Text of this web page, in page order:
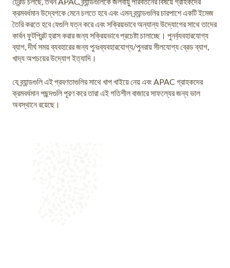
ক্রমবর্ধমান উদ্বেগকে মেনে চলতে হবে এবং এমন ব্র্যান্ডগুলির চারপাশে একটি ইমেজ
তৈরি করতে হবে যেগুলি যত্ন করে এবং সক্রিয়ভাবে অন্যান্য উদ্যোগের সাথে তাদের
কার্বন ফুটপ্রিন্ট হ্রাস করার জন্য সক্রিয়ভাবে প্রচেষ্টা চালাচ্ছে। পুনর্ব্যবহারযোগ্য
ব্যাগ, দীর্ঘ সময় ব্যবহারের জন্য পুনঃব্যবহারযোগ্য/পুনরায় সীলযোগ্য ব্রেড ব্যাগ,
খাদ্য অপচয়ের উদ্যোগ ইত্যাদি।
যে ব্র্যান্ডগুলি এই প্রবণতাগুলির সাথে খাপ খাইয়ে নেয় এবং APAC গ্রাহকদের
ক্রমবর্ধমান পছন্দগুলি পূরণ করে তারা এই গতিশীল বাজারে সাফল্যের জন্য ভাল
অবস্থানে রয়েছে।